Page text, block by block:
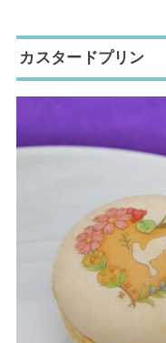
カスタードプリン